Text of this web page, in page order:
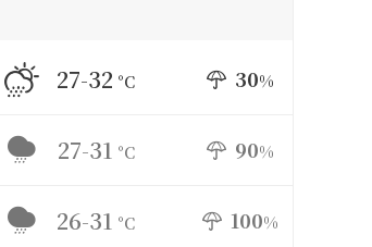
27-32 °C 30%
27-31 °C 90%
26-31 °C 100%